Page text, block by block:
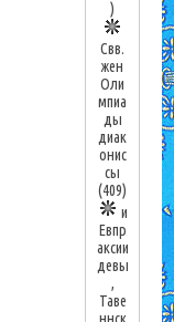
)
Свв.
жен
Оли
мпиа
ды
диак
онис
сы
(409)
и
Евпр
аксии
девы
,
Таве